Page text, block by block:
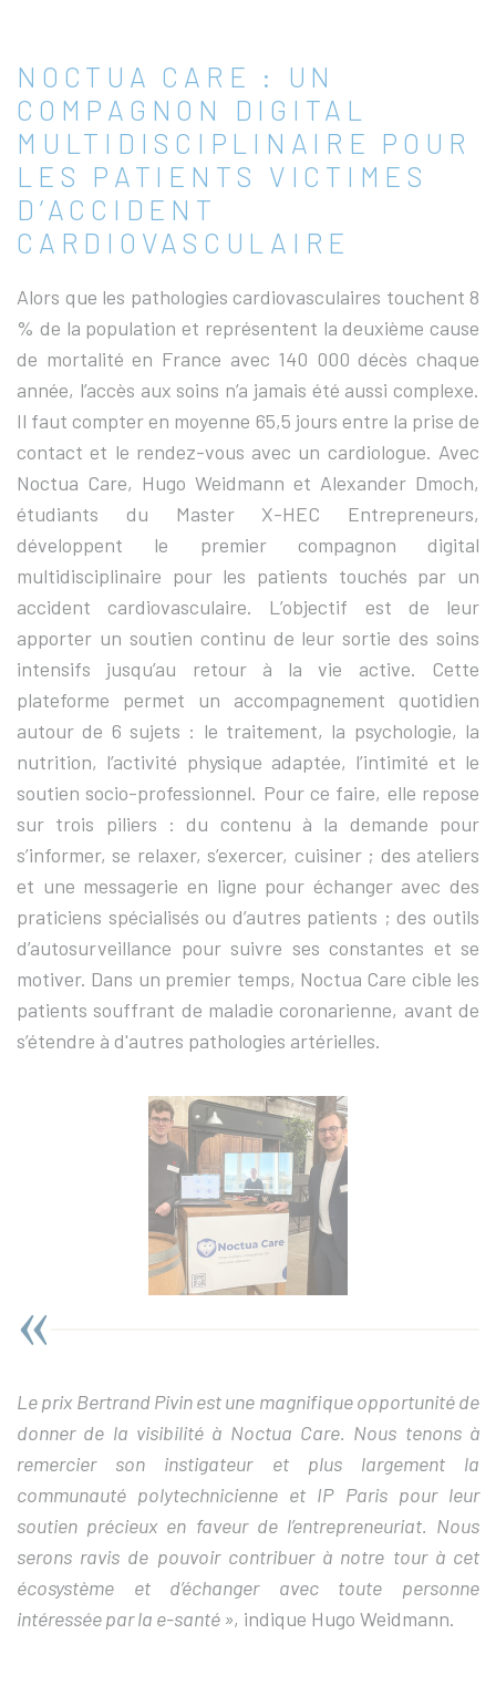
NOCTUA CARE : UN
COMPAGNON DIGITAL
MULTIDISCIPLINAIRE POUR
LES PATIENTS VICTIMES
D’ACCIDENT
CARDIOVASCULAIRE
Alors que les pathologies cardiovasculaires touchent 8
% de la population et représentent la deuxième cause
de mortalité en France avec 140 000 décès chaque
année, l’accès aux soins n’a jamais été aussi complexe.
Il faut compter en moyenne 65,5 jours entre la prise de
contact et le rendez-vous avec un cardiologue. Avec
Noctua Care, Hugo Weidmann et Alexander Dmoch,
étudiants du Master X-HEC Entrepreneurs,
développent le premier compagnon digital
multidisciplinaire pour les patients touchés par un
accident cardiovasculaire. L’objectif est de leur
apporter un soutien continu de leur sortie des soins
intensifs jusqu’au retour à la vie active. Cette
plateforme permet un accompagnement quotidien
autour de 6 sujets : le traitement, la psychologie, la
nutrition, l’activité physique adaptée, l’intimité et le
soutien socio-professionnel. Pour ce faire, elle repose
sur trois piliers : du contenu à la demande pour
s’informer, se relaxer, s’exercer, cuisiner ; des ateliers
et une messagerie en ligne pour échanger avec des
praticiens spécialisés ou d’autres patients ; des outils
d’autosurveillance pour suivre ses constantes et se
motiver. Dans un premier temps, Noctua Care cible les
patients souffrant de maladie coronarienne, avant de
s’étendre à d'autres pathologies artérielles.
Le prix Bertrand Pivin est une magnifique opportunité de
donner de la visibilité à Noctua Care. Nous tenons à
remercier son instigateur et plus largement la
communauté polytechnicienne et IP Paris pour leur
soutien précieux en faveur de l’entrepreneuriat. Nous
serons ravis de pouvoir contribuer à notre tour à cet
écosystème et d’échanger avec toute personne
intéressée par la e-santé », indique Hugo Weidmann.